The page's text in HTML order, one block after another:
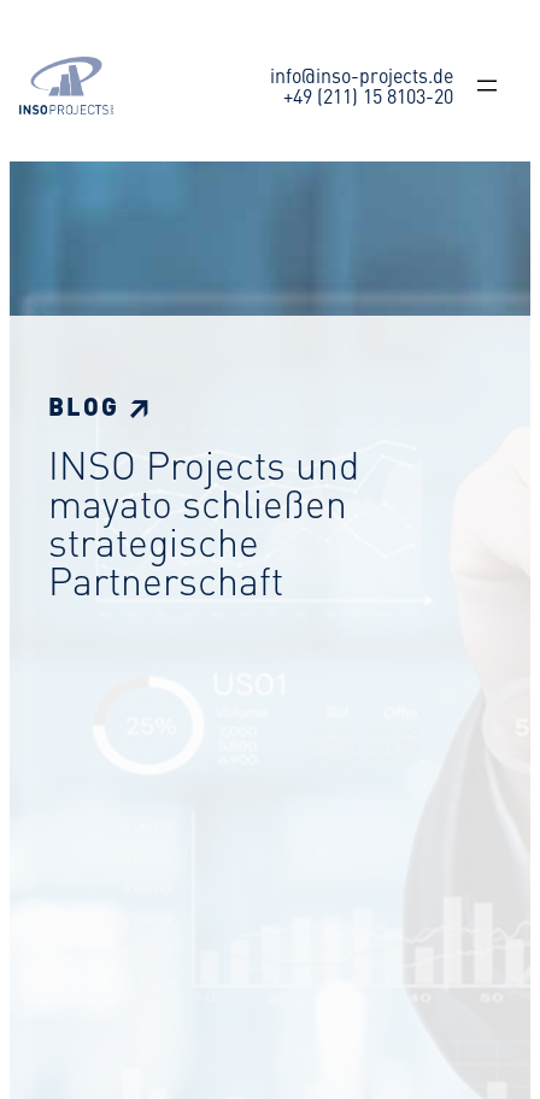
springen
info@inso-projects.de
+49 (211) 15 8103-20
BLOG ↗
INSO Projects und
mayato schließen
strategische
Partnerschaft